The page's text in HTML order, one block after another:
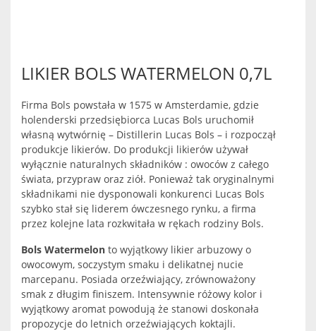
LIKIER BOLS WATERMELON 0,7L
Firma Bols powstała w 1575 w Amsterdamie, gdzie
holenderski przedsiębiorca Lucas Bols uruchomił
własną wytwórnię – Distillerin Lucas Bols – i rozpoczął
produkcje likierów. Do produkcji likierów używał
wyłącznie naturalnych składników : owoców z całego
świata, przypraw oraz ziół. Ponieważ tak oryginalnymi
składnikami nie dysponowali konkurenci Lucas Bols
szybko stał się liderem ówczesnego rynku, a firma
przez kolejne lata rozkwitała w rękach rodziny Bols.
Bols Watermelon to wyjątkowy likier arbuzowy o
owocowym, soczystym smaku i delikatnej nucie
marcepanu. Posiada orzeźwiający, zrównoważony
smak z długim finiszem. Intensywnie różowy kolor i
wyjątkowy aromat powodują że stanowi doskonała
propozycje do letnich orzeźwiających koktajli.